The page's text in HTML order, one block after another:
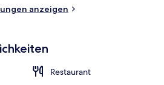
anzeigen
Restaurant